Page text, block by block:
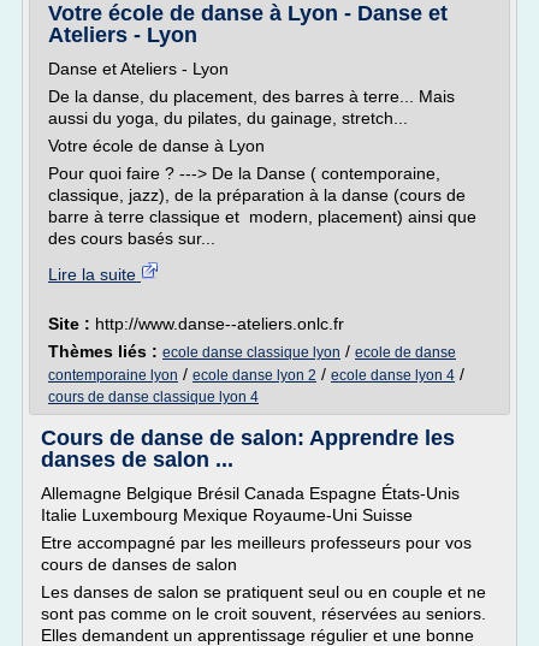
Votre école de danse à Lyon - Danse et
Ateliers - Lyon
Danse et Ateliers - Lyon
De la danse, du placement, des barres à terre... Mais
aussi du yoga, du pilates, du gainage, stretch...
Votre école de danse à Lyon
Pour quoi faire ? ---> De la Danse ( contemporaine,
classique, jazz), de la préparation à la danse (cours de
barre à terre classique et modern, placement) ainsi que
des cours basés sur...
Lire la suite
Site : http://www.danse--ateliers.onlc.fr
Thèmes liés : ecole danse classique lyon / ecole de danse
contemporaine lyon / ecole danse lyon 2 / ecole danse lyon 4 /
cours de danse classique lyon 4
Cours de danse de salon: Apprendre les
danses de salon ...
Allemagne Belgique Brésil Canada Espagne États-Unis
Italie Luxembourg Mexique Royaume-Uni Suisse
Etre accompagné par les meilleurs professeurs pour vos
cours de danses de salon
Les danses de salon se pratiquent seul ou en couple et ne
sont pas comme on le croit souvent, réservées au seniors.
Elles demandent un apprentissage régulier et une bonne